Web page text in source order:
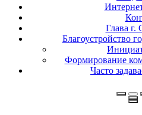
Глава г.
Благоустройство
Формирование
Часто